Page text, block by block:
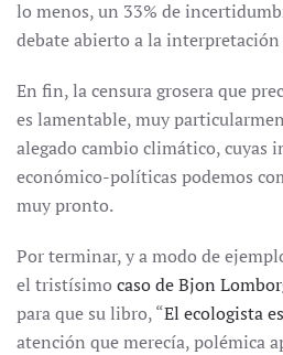
lo menos, un 33% de
debate abierto a la
En fin, la censura grosera que
es lamentable, muy
alegado cambio climático, cuyas
económico-políticas podemos
muy pronto.
Por terminar, y a modo de
el tristísimo caso de Bjon
para que su libro, “El ecologista
atención que merecía, polémica